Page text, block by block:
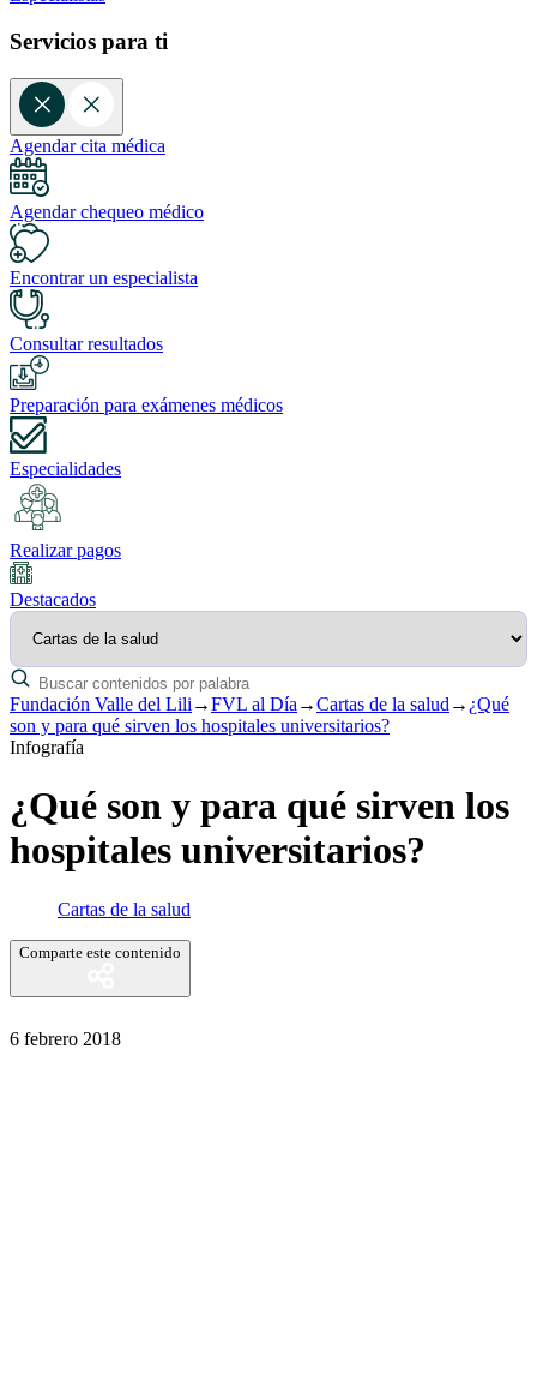
Servicios para ti
Agendar cita médica
Agendar chequeo médico
Encontrar un especialista
Consultar resultados
Preparación para exámenes médicos
Especialidades
Realizar pagos
Destacados
Fundación Valle del Lili →FVL al Día →Cartas de la salud → ¿Qué
son y para qué sirven los hospitales universitarios?
Infografía
¿Qué son y para qué sirven los
hospitales universitarios?
Cartas de la salud
Comparte este contenido
6 febrero 2018